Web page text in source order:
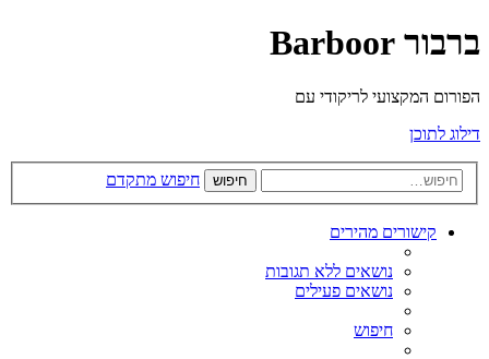
ברבור Barboor
הפורום המקצועי לריקודי עם
דילוג לתוכן
חיפוש חיפוש מתקדם
קישורים מהירים
נושאים ללא תגובות
נושאים פעילים
חיפוש